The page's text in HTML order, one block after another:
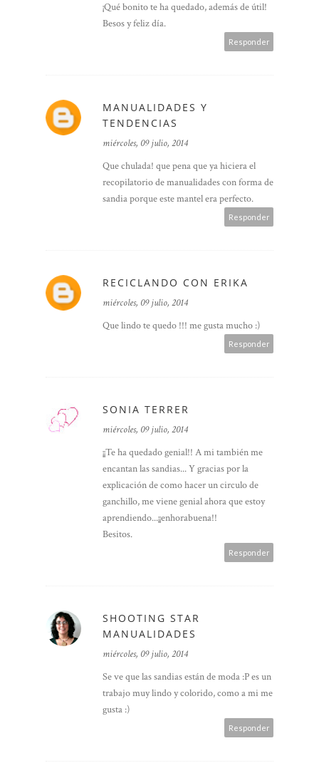
¡Qué bonito te ha quedado, además de útil!
Besos y feliz día.
Responder
MANUALIDADES Y
TENDENCIAS
miércoles, 09 julio, 2014
Que chulada! que pena que ya hiciera el
recopilatorio de manualidades con forma de
sandia porque este mantel era perfecto.
Responder
RECICLANDO CON ERIKA
miércoles, 09 julio, 2014
Que lindo te quedo !!! me gusta mucho :)
Responder
SONIA TERRER
miércoles, 09 julio, 2014
¡¡Te ha quedado genial!! A mi también me
encantan las sandias... Y gracias por la
explicación de como hacer un circulo de
ganchillo, me viene genial ahora que estoy
aprendiendo...¡¡enhorabuena!!
Besitos.
Responder
SHOOTING STAR
MANUALIDADES
miércoles, 09 julio, 2014
Se ve que las sandias están de moda :P es un
trabajo muy lindo y colorido, como a mi me
gusta :)
Responder